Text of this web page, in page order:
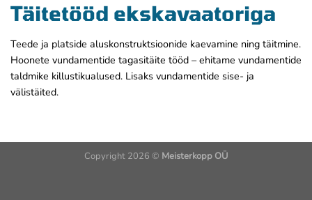
Täitetööd ekskavaatoriga
Teede ja platside aluskonstruktsioonide kaevamine ning täitmine.
Hoonete vundamentide tagasitäite tööd – ehitame vundamentide
taldmike killustikualused. Lisaks vundamentide sise- ja
välistäited.
Copyright 2026 © Meisterkopp OÜ